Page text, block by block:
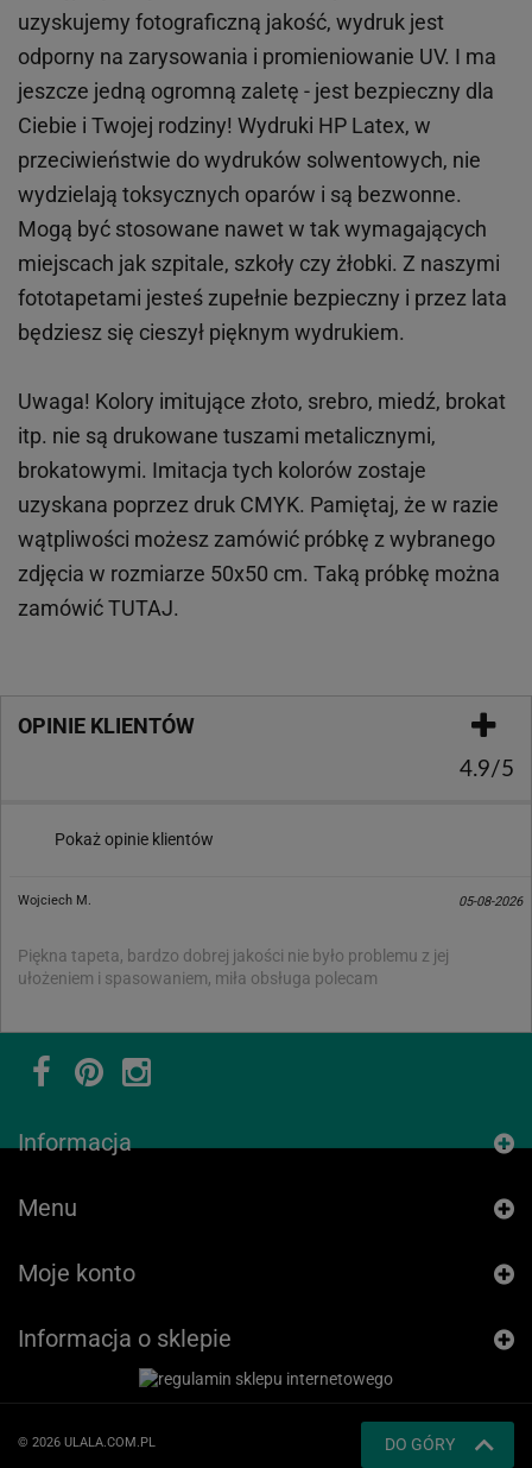
uzyskujemy fotograficzną jakość, wydruk jest
odporny na zarysowania i promieniowanie UV. I ma
jeszcze jedną ogromną zaletę - jest bezpieczny dla
Ciebie i Twojej rodziny! Wydruki HP Latex, w
przeciwieństwie do wydruków solwentowych, nie
wydzielają toksycznych oparów i są bezwonne.
Mogą być stosowane nawet w tak wymagających
miejscach jak szpitale, szkoły czy żłobki. Z naszymi
fototapetami jesteś zupełnie bezpieczny i przez lata
będziesz się cieszył pięknym wydrukiem.
Uwaga! Kolory imitujące złoto, srebro, miedź, brokat
itp. nie są drukowane tuszami metalicznymi,
brokatowymi. Imitacja tych kolorów zostaje
uzyskana poprzez druk CMYK. Pamiętaj, że w razie
wątpliwości możesz zamówić próbkę z wybranego
zdjęcia w rozmiarze 50x50 cm. Taką próbkę można
zamówićTUTAJ.
OPINIE KLIENTÓW
4.9/5
Pokaż opinie klientów
Wojciech M. 05-08-2026
Piękna tapeta, bardzo dobrej jakości nie było problemu z jej
ułożeniem i spasowaniem, miła obsługa polecam
Informacja
Menu
Moje konto
Informacja o sklepie
© 2026 ULALA.COM.PL DO GÓRY